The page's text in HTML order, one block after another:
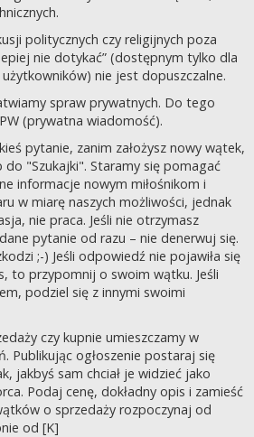
politycznych czy religijnych poza
nie dotykać” (dostępnym tylko dla
nie jest dopuszczalne.
spraw prywatnych. Do tego
(prywatna wiadomość).
pytanie, zanim założysz nowy wątek,
do "Szukajki". Staramy się pomagać
informacje nowym miłośnikom i
w miarę naszych możliwości, jednak
nie praca. Jeśli nie otrzymasz
pytanie od razu – nie denerwuj się.
;-) Jeśli odpowiedź nie pojawiła się
to przypomnij o swoim wątku. Jeśli
podziel się z innymi swoimi
czy kupnie umieszczamy w
Publikując ogłoszenie postaraj się
jakbyś sam chciał je widzieć jako
Podaj cenę, dokładny opis i zamieść
o sprzedaży rozpoczynaj od
od [K]